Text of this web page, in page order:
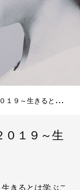
きるとは学ぶこと～
０１９～生
きるとは学ぶこ